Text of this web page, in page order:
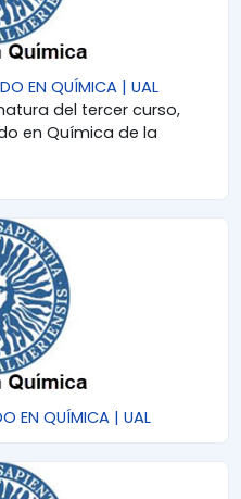
EN QUÍMICA | UAL
del tercer curso,
en Química de la
QUÍMICA | UAL
EN QUÍMICA | UAL
QUÍMICA | UAL